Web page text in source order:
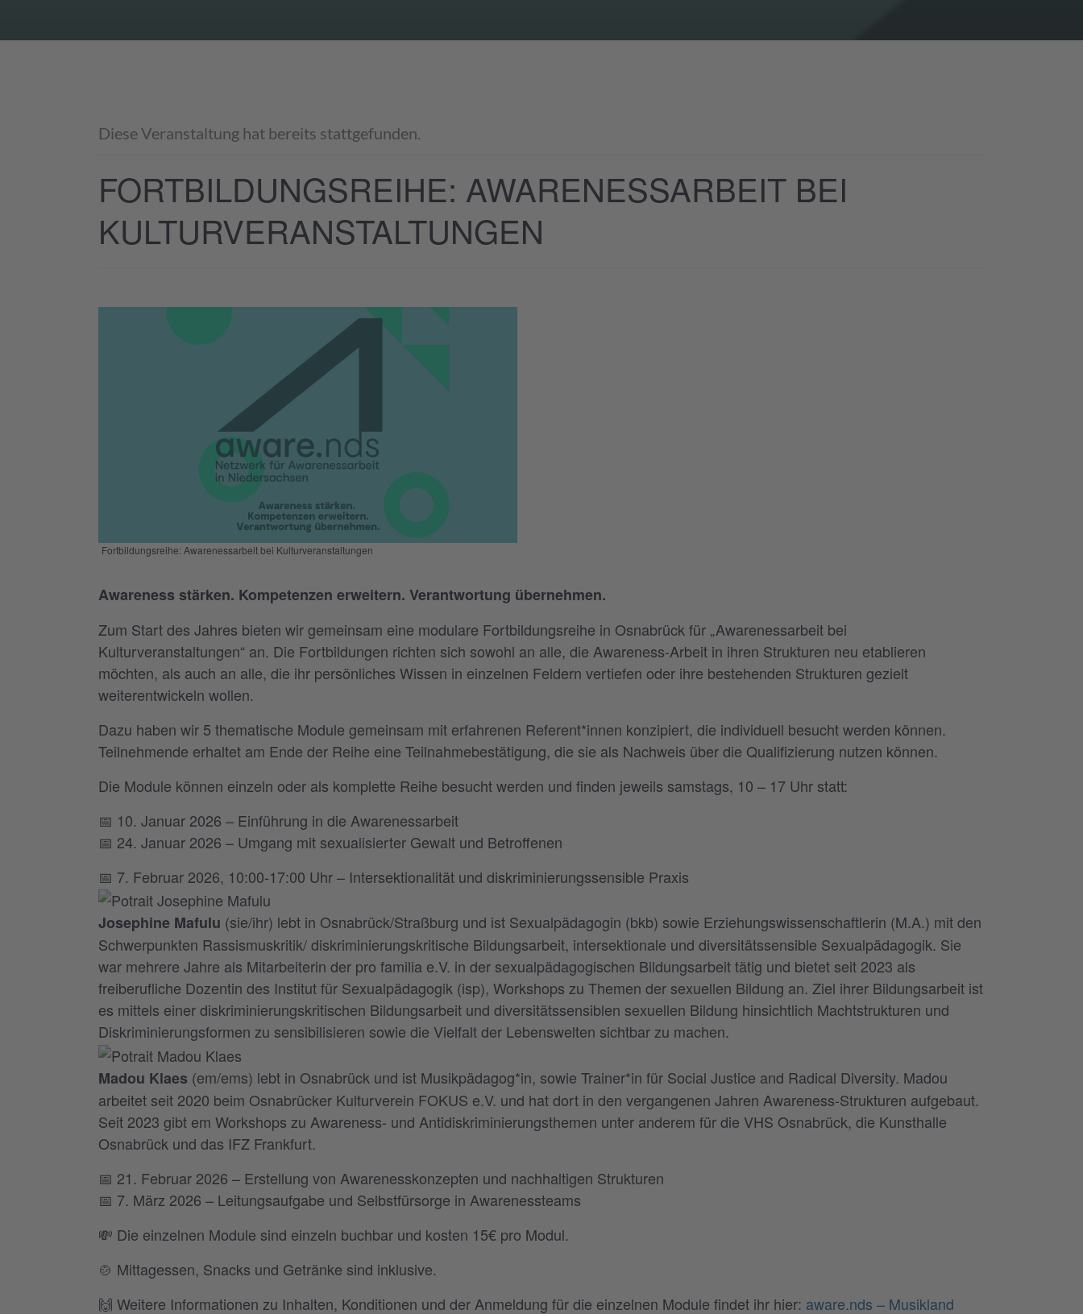
Diese Veranstaltung hat bereits stattgefunden.
FORTBILDUNGSREIHE: AWARENESSARBEIT BEI
KULTURVERANSTALTUNGEN
Fortbildungsreihe: Awarenessarbeit bei Kulturveranstaltungen
Awareness stärken. Kompetenzen erweitern. Verantwortung übernehmen.
Zum Start des Jahres bieten wir gemeinsam eine modulare Fortbildungsreihe in Osnabrück für „Awarenessarbeit bei
Kulturveranstaltungen“ an. Die Fortbildungen richten sich sowohl an alle, die Awareness-Arbeit in ihren Strukturen neu etablieren
möchten, als auch an alle, die ihr persönliches Wissen in einzelnen Feldern vertiefen oder ihre bestehenden Strukturen gezielt
weiterentwickeln wollen.
Dazu haben wir 5 thematische Module gemeinsam mit erfahrenen Referent*innen konzipiert, die individuell besucht werden können.
Teilnehmende erhaltet am Ende der Reihe eine Teilnahmebestätigung, die sie als Nachweis über die Qualifizierung nutzen können.
Die Module können einzeln oder als komplette Reihe besucht werden und finden jeweils samstags, 10 – 17 Uhr statt:
📅 10. Januar 2026 – Einführung in die Awarenessarbeit
📅 24. Januar 2026 – Umgang mit sexualisierter Gewalt und Betroffenen
📅 7. Februar 2026, 10:00-17:00 Uhr – Intersektionalität und diskriminierungssensible Praxis
Josephine Mafulu (sie/ihr) lebt in Osnabrück/Straßburg und ist Sexualpädagogin (bkb) sowie Erziehungswissenschaftlerin (M.A.) mit den
Schwerpunkten Rassismuskritik/ diskriminierungskritische Bildungsarbeit, intersektionale und diversitätssensible Sexualpädagogik. Sie
war mehrere Jahre als Mitarbeiterin der pro familia e.V. in der sexualpädagogischen Bildungsarbeit tätig und bietet seit 2023 als
freiberufliche Dozentin des Institut für Sexualpädagogik (isp), Workshops zu Themen der sexuellen Bildung an. Ziel ihrer Bildungsarbeit ist
es mittels einer diskriminierungskritischen Bildungsarbeit und diversitätssensiblen sexuellen Bildung hinsichtlich Machtstrukturen und
Diskriminierungsformen zu sensibilisieren sowie die Vielfalt der Lebenswelten sichtbar zu machen.
Madou Klaes (em/ems) lebt in Osnabrück und ist Musikpädagog*in, sowie Trainer*in für Social Justice and Radical Diversity. Madou
arbeitet seit 2020 beim Osnabrücker Kulturverein FOKUS e.V. und hat dort in den vergangenen Jahren Awareness-Strukturen aufgebaut.
Seit 2023 gibt em Workshops zu Awareness- und Antidiskriminierungsthemen unter anderem für die VHS Osnabrück, die Kunsthalle
Osnabrück und das IFZ Frankfurt.
📅 21. Februar 2026 – Erstellung von Awarenesskonzepten und nachhaltigen Strukturen
📅 7. März 2026 – Leitungsaufgabe und Selbstfürsorge in Awarenessteams
💸 Die einzelnen Module sind einzeln buchbar und kosten 15€ pro Modul.
🍲 Mittagessen, Snacks und Getränke sind inklusive.
🙌 Weitere Informationen zu Inhalten, Konditionen und der Anmeldung für die einzelnen Module findet ihr hier: aware.nds – Musikland